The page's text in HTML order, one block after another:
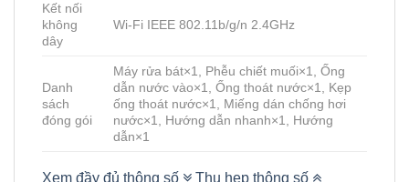
Kết nối
không
dây
Wi-Fi IEEE 802.11b/g/n 2.4GHz
Danh
sách
đóng gói
Máy rửa bát×1, Phễu chiết muối×1, Ống
dẫn nước vào×1, Ống thoát nước×1, Kẹp
ống thoát nước×1, Miếng dán chống hơi
nước×1, Hướng dẫn nhanh×1, Hướng
dẫn×1
Xem đầy đủ thông số Thu hẹp thông số